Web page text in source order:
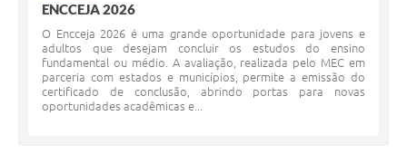
ENCCEJA 2026
O Encceja 2026 é uma grande oportunidade para jovens e
adultos que desejam concluir os estudos do ensino
fundamental ou médio. A avaliação, realizada pelo MEC em
parceria com estados e municípios, permite a emissão do
certificado de conclusão, abrindo portas para novas
oportunidades acadêmicas e...